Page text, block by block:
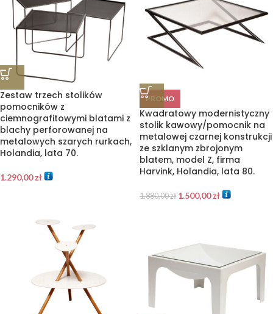
Zestaw trzech stolików
pomocników z
ciemnografitowymi blatami z
blachy perforowanej na
metalowych szarych rurkach,
Holandia, lata 70.
1.290,00zł
PROMO
Kwadratowy modernistyczny
stolik kawowy/pomocnik na
metalowej czarnej konstrukcji
ze szklanym zbrojonym
blatem, model Z, firma
Harvink, Holandia, lata 80.
1.880,00zł 1.500,00zł